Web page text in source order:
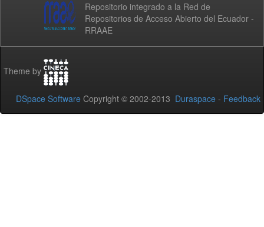
Repositorio integrado a la Red de
Repositorios de Acceso Abierto del Ecuador -
RRAAE
Theme by
DSpace Software Copyright © 2002-2013 Duraspace - Feedback